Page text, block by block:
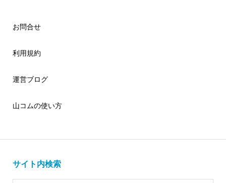
お問合せ
利用規約
運営ブログ
山コムの使い方
サイト内検索